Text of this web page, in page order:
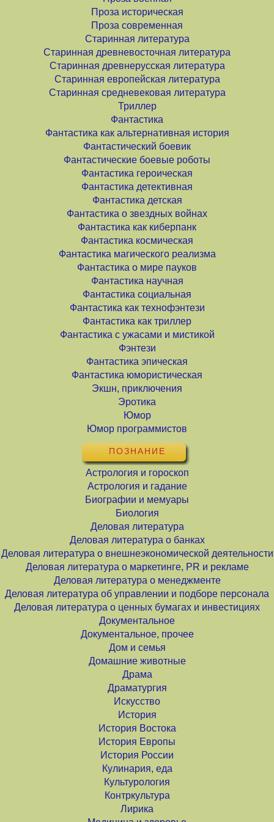
Проза историческая
Проза современная
Старинная литература
Старинная древневосточная литература
Старинная древнерусская литература
Старинная европейская литература
Старинная средневековая литература
Триллер
Фантастика
Фантастика как альтернативная история
Фантастический боевик
Фантастические боевые роботы
Фантастика героическая
Фантастика детективная
Фантастика детская
Фантастика о звездных войнах
Фантастика как киберпанк
Фантастика космическая
Фантастика магического реализма
Фантастика о мире пауков
Фантастика научная
Фантастика социальная
Фантастика как технофэнтези
Фантастика как триллер
Фантастика с ужасами и мистикой
Фэнтези
Фантастика эпическая
Фантастика юмористическая
Экшн, приключения
Эротика
Юмор
Юмор программистов
ПОЗНАНИЕ
Астрология и гороскоп
Астрология и гадание
Биографии и мемуары
Биология
Деловая литература
Деловая литература о банках
Деловая литература о внешнеэкономической деятельности
Деловая литература о маркетинге, PR и рекламе
Деловая литература о менеджменте
Деловая литература об управлении и подборе персонала
Деловая литература о ценных бумагах и инвестициях
Документальное
Документальное, прочее
Дом и семья
Домашние животные
Драма
Драматургия
Искусство
История
История Востока
История Европы
История России
Кулинария, еда
Культурология
Контркультура
Лирика